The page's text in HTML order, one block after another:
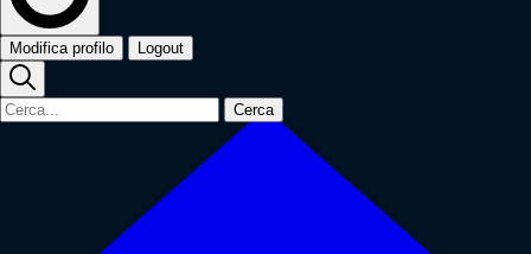
Modifica profilo Logout
Cerca